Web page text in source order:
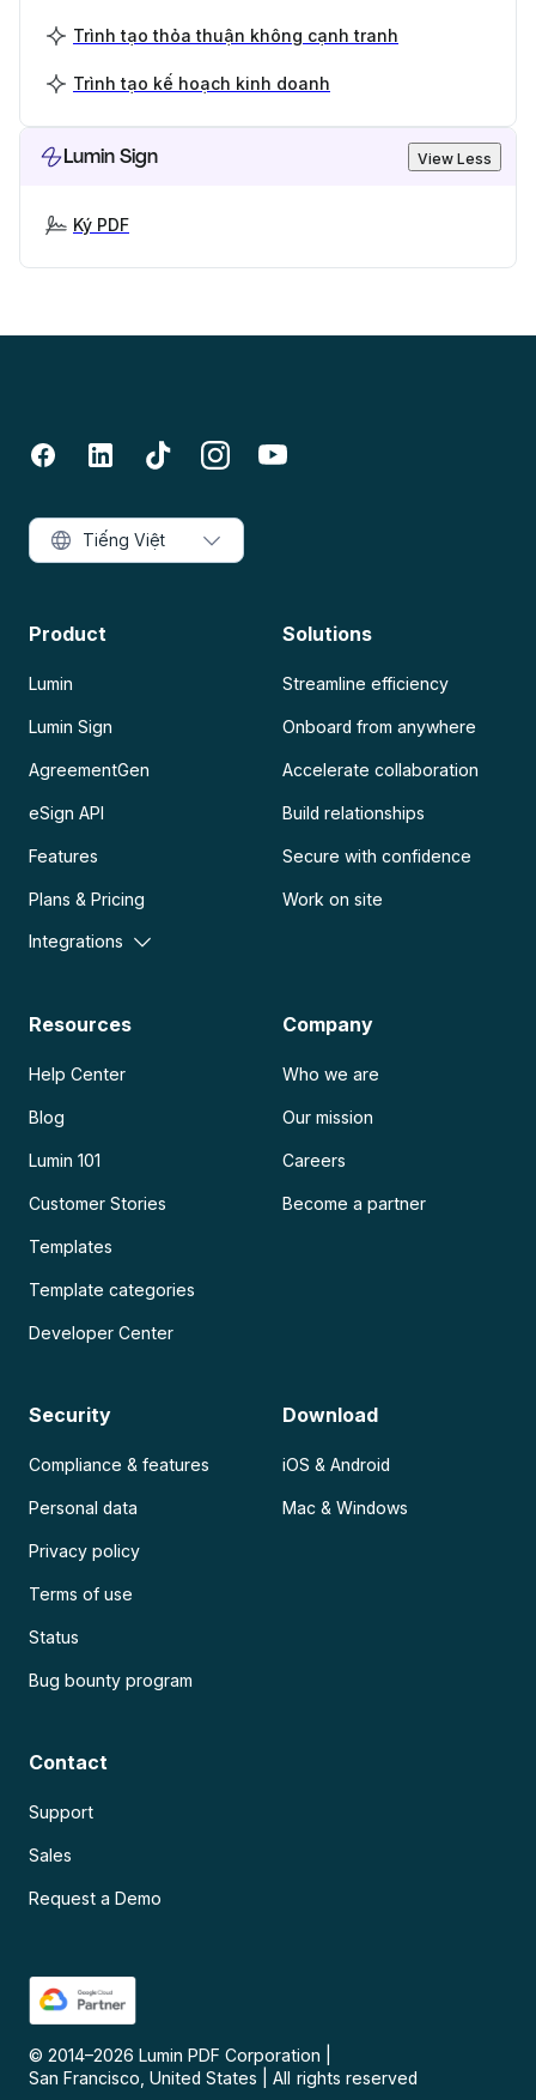
Trình tạo thỏa thuận không cạnh tranh
Trình tạo kế hoạch kinh doanh
Lumin Sign View Less
Ký PDF
Product
Lumin
Lumin Sign
AgreementGen
eSign API
Features
Plans & Pricing
Integrations
Solutions
Streamline efficiency
Onboard from anywhere
Accelerate collaboration
Build relationships
Secure with confidence
Work on site
Resources
Help Center
Blog
Lumin 101
Customer Stories
Templates
Template categories
Developer Center
Company
Who we are
Our mission
Careers
Become a partner
Security
Compliance & features
Personal data
Privacy policy
Terms of use
Status
Bug bounty program
Download
iOS & Android
Mac & Windows
Contact
Support
Sales
Request a Demo
© 2014–2026 Lumin PDF Corporation
San Francisco, United States
All rights reserved
Tiếng Việt